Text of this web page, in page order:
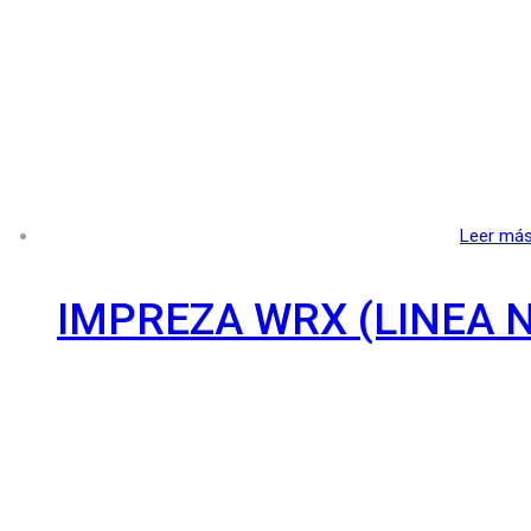
Leer más
IMPREZA WRX (LINEA